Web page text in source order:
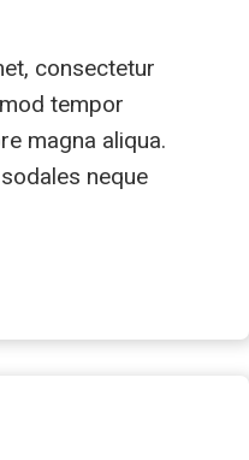
consectetur
tempor
magna aliqua.
neque